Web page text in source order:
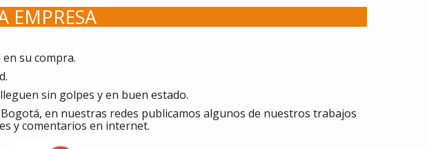
EMPRESA
su compra.
sin golpes y en buen estado.
en nuestras redes publicamos algunos de nuestros trabajos
y comentarios en internet.